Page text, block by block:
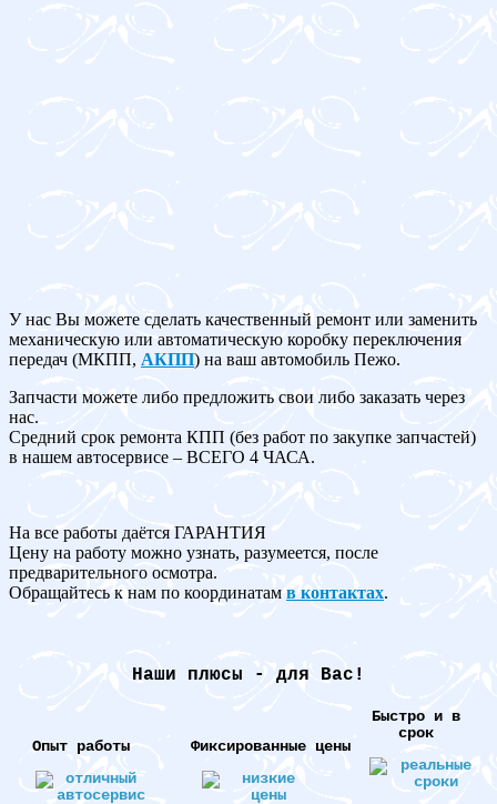
У нас Вы можете сделать качественный ремонт или заменить
механическую или автоматическую коробку переключения
передач (МКПП, АКПП) на ваш автомобиль Пежо.
Запчасти можете либо предложить свои либо заказать через
нас.
Средний срок ремонта КПП (без работ по закупке запчастей)
в нашем автосервисе – ВСЕГО 4 ЧАСА.
На все работы даётся ГАРАНТИЯ
Цену на работу можно узнать, разумеется, после
предварительного осмотра.
Обращайтесь к нам по координатам в контактах.
Наши плюсы - для Вас!
Опыт работы Фиксированные цены
Быстро и в
срок